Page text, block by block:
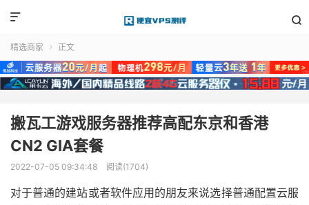


精选商家  正文
搬瓦工游戏服务器推荐高配东京和香港
CN2 GIA套餐
2022-07-05 09:34:48 阅读(1704)
对于普通的建站或者软件应用的朋友来说选择普通配置云服